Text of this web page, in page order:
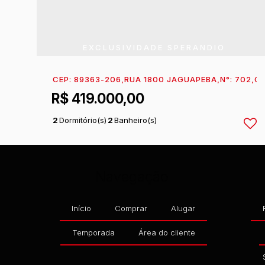
R$ 419.000,00
CEP: 89363-206 RUA 1800 JAGUAPEBA N°: 702
2Dormitório(s) 2Banheiro(s)
Início Comprar Alugar
Temporada Área do cliente